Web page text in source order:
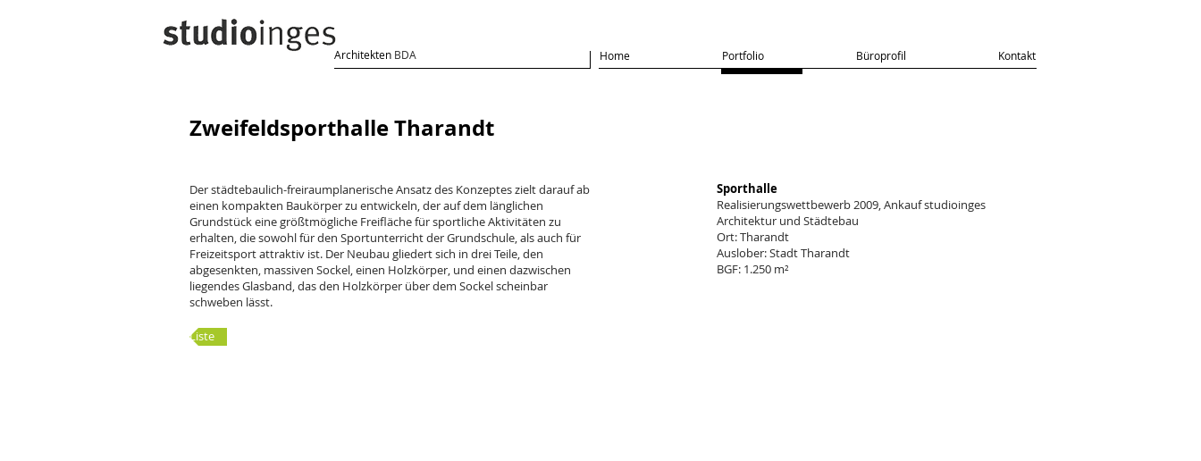
Home Portfolio Büroprofil Kontakt
Architekten BDA
Zweifeldsporthalle Tharandt
Der städtebaulich-freiraumplanerische Ansatz des Konzeptes zielt darauf ab
einen kompakten Baukörper zu entwickeln, der auf dem länglichen
Grundstück eine größtmögliche Freifläche für sportliche Aktivitäten zu
erhalten, die sowohl für den Sportunterricht der Grundschule, als auch für
Freizeitsport attraktiv ist. Der Neubau gliedert sich in drei Teile, den
abgesenkten, massiven Sockel, einen Holzkörper, und einen dazwischen
liegendes Glasband, das den Holzkörper über dem Sockel scheinbar
schweben lässt.
Sporthalle
Realisierungswettbewerb 2009, Ankauf studioinges
Architektur und Städtebau
Ort: Tharandt
Auslober: Stadt Tharandt
BGF: 1.250 m²
Liste